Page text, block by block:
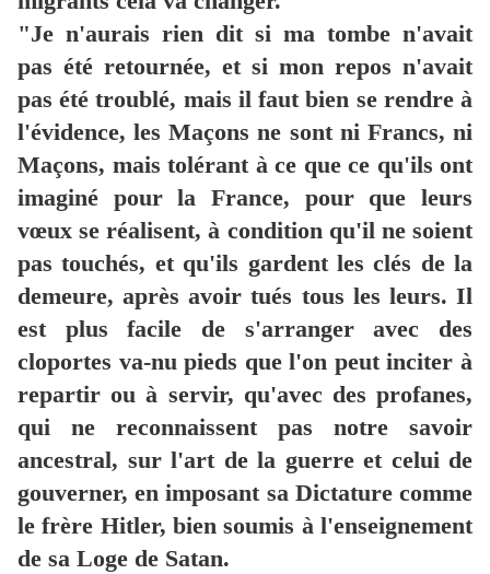
"Je n'aurais rien dit si ma tombe n'avait
pas été retournée, et si mon repos n'avait
pas été troublé, mais il faut bien se rendre à
l'évidence, les Maçons ne sont ni Francs, ni
Maçons, mais tolérant à ce que ce qu'ils ont
imaginé pour la France, pour que leurs
vœux se réalisent, à condition qu'il ne soient
pas touchés, et qu'ils gardent les clés de la
demeure, après avoir tués tous les leurs. Il
est plus facile de s'arranger avec des
cloportes va-nu pieds que l'on peut inciter à
repartir ou à servir, qu'avec des profanes,
qui ne reconnaissent pas notre savoir
ancestral, sur l'art de la guerre et celui de
gouverner, en imposant sa Dictature comme
le frère Hitler, bien soumis à l'enseignement
de sa Loge de Satan.